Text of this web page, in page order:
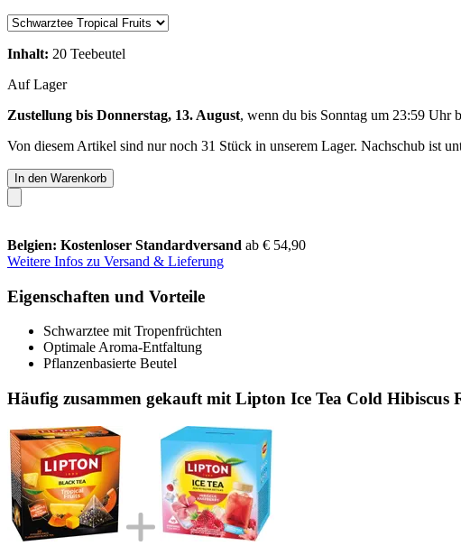
Inhalt: 20 Teebeutel
Auf Lager
Zustellung bis Donnerstag, 13. August, wenn du bis Sonntag um 23:59 Uhr
Von diesem Artikel sind nur noch 31 Stück in unserem Lager. Nachschub ist
In den Warenkorb
Belgien: Kostenloser Standardversand ab € 54,90
Weitere Infos zu Versand & Lieferung
Eigenschaften und Vorteile
Schwarztee mit Tropenfrüchten
Optimale Aroma-Entfaltung
Pflanzenbasierte Beutel
Häufig zusammen gekauft mit Lipton Ice Tea Cold Hibiscus